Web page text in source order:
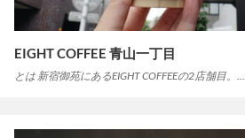
EIGHT COFFEE 青山一丁目
とは 新宿御苑にあるEIGHT COFFEEの2店舗目。…